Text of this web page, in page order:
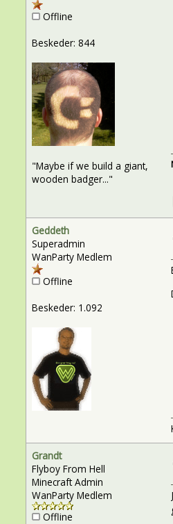
Offline
Beskeder: 844
"Maybe if we build a giant,
wooden badger..."
Geddeth
Superadmin
WanParty Medlem
Offline
Beskeder: 1.092
Grandt
Flyboy From Hell
Minecraft Admin
WanParty Medlem
Offline